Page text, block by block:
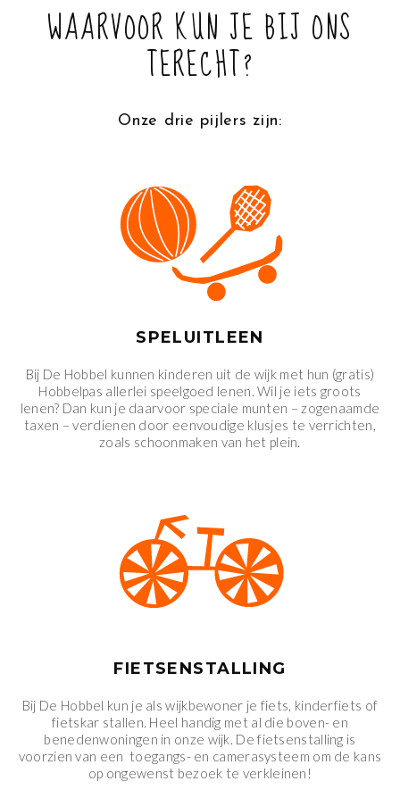
WAARVOOR KUN JE BIJ ONS
TERECHT?
Onze drie pijlers zijn:
SPELUITLEEN
Bij De Hobbel kunnen kinderen uit de wijk met hun (gratis)
Hobbelpas allerlei speelgoed lenen. Wil je iets groots
lenen? Dan kun je daarvoor speciale munten – zogenaamde
taxen – verdienen door eenvoudige klusjes te verrichten,
zoals schoonmaken van het plein.
FIETSENSTALLING
Bij De Hobbel kun je als wijkbewoner je fiets, kinderfiets of
fietskar stallen. Heel handig met al die boven- en
benedenwoningen in onze wijk. De fietsenstalling is
voorzien van een toegangs- en camerasysteem om de kans
op ongewenst bezoek te verkleinen!